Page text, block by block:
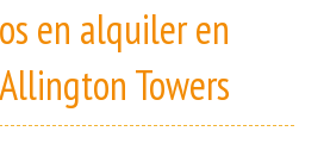
en alquiler en
Towers